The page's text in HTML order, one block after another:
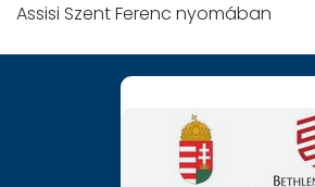
Assisi Szent Ferenc nyomában